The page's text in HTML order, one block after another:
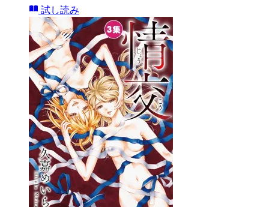
試し読み